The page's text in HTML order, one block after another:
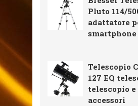
Pluto 114/
adattatore
smartphone
Telescopio
127 EQ
telescopio
accessori